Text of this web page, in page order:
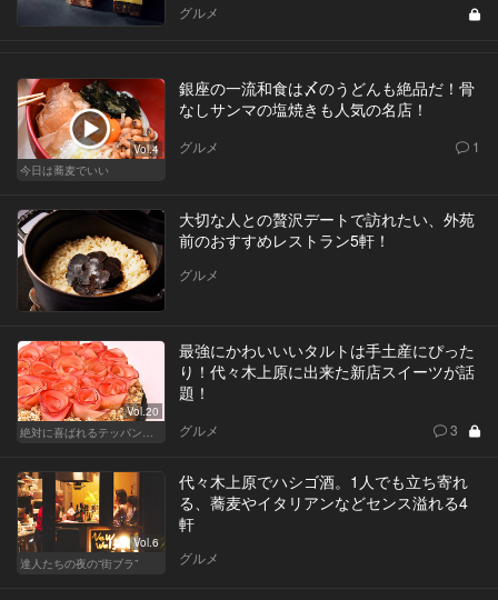
グルメ
Vol.4
今日は蕎麦でいい
銀座の一流和食は〆のうどんも絶品だ！骨
なしサンマの塩焼きも人気の名店！
グルメ 1
大切な人との贅沢デートで訪れたい、外苑
前のおすすめレストラン5軒！
グルメ
Vol.20
絶対に喜ばれるテッパン手土産
最強にかわいいいタルトは手土産にぴった
り！代々木上原に出来た新店スイーツが話
題！
グルメ 3
Vol.6
達人たちの夜の“街ブラ”
代々木上原でハシゴ酒。1人でも立ち寄れ
る、蕎麦やイタリアンなどセンス溢れる4
軒
グルメ